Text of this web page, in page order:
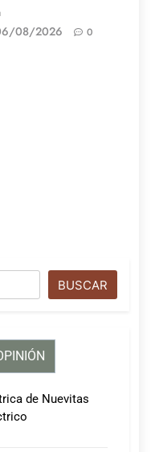
08/2026 0
BUSCAR
de Nuevitas